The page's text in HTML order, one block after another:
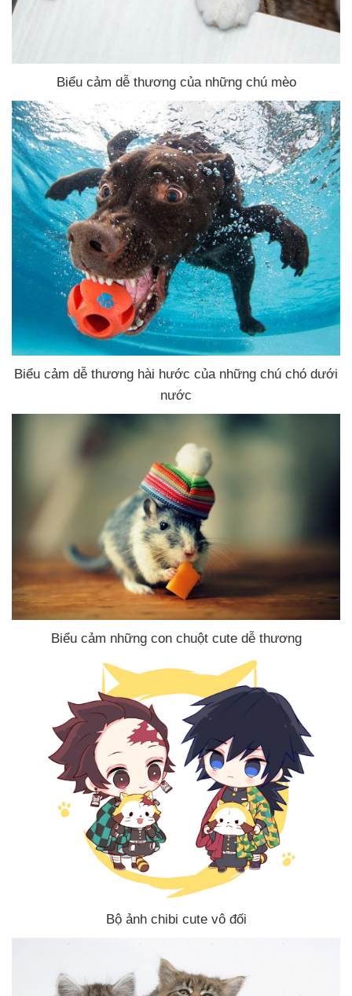
Biểu cảm dễ thương của những chú mèo
Biểu cảm dễ thương hài hước của những chú chó dưới
nước
Biểu cảm những con chuột cute dễ thương
Bộ ảnh chibi cute vô đối